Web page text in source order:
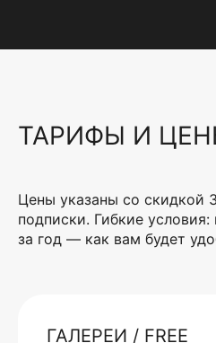
ТАРИФЫ И
Цены указаны со скидкой
подписки. Гибкие
за год — как вам будет
ГАЛЕРЕИ / FREE